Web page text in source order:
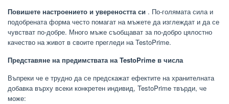
Повишете настроението и увереността си . По-голямата сила и
подобрената форма често помагат на мъжете да изглеждат и да се
чувстват по-добре. Много мъже съобщават за по-добро цялостно
качество на живот в своите прегледи на TestoPrime.
Представяне на предимствата на TestoPrime в числа
Въпреки че е трудно да се предскажат ефектите на хранителната
добавка върху всеки конкретен индивид, TestoPrime твърди, че
може: